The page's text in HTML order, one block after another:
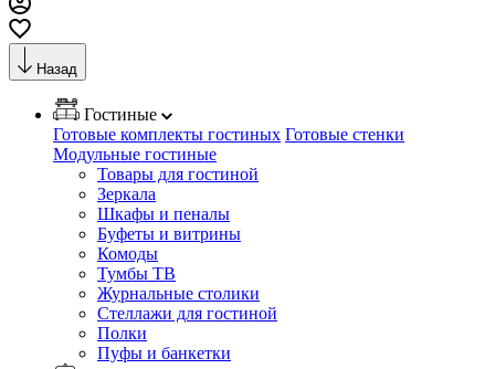
Назад
Гостиные
Готовые комплекты гостиных Готовые стенки
Модульные гостиные
Товары для гостиной
Зеркала
Шкафы и пеналы
Буфеты и витрины
Комоды
Тумбы ТВ
Журнальные столики
Стеллажи для гостиной
Полки
Пуфы и банкетки